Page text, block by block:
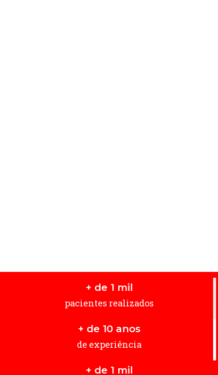
pacientes realizados
+ de 1 mil
de experiência
+ de 10 anos
+ de 1 mil